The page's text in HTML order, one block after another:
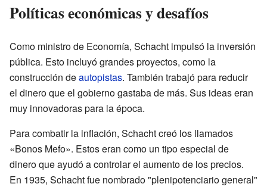
Políticas económicas y desafíos
Como ministro de Economía, Schacht impulsó la inversión
pública. Esto incluyó grandes proyectos, como la
construcción deautopistas. También trabajó para reducir
el dinero que el gobierno gastaba de más. Sus ideas eran
muy innovadoras para la época.
Para combatir la inflación, Schacht creó los llamados
«Bonos Mefo». Estos eran como un tipo especial de
dinero que ayudó a controlar el aumento de los precios.
En 1935, Schacht fue nombrado "plenipotenciario general"